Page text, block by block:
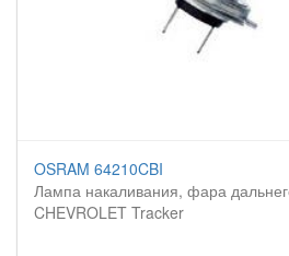
OSRAM 64210CBI
Лампа накаливания, фара
CHEVROLET Tracker